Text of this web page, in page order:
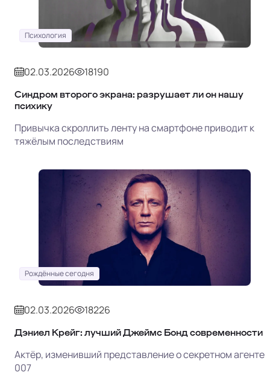
Психология
02.03.2026 18190
Синдром второго экрана: разрушает ли он нашу
психику
Привычка скроллить ленту на смартфоне приводит к
тяжёлым последствиям
Рождённые сегодня
02.03.2026 18226
Дэниел Крейг: лучший Джеймс Бонд современности
Актёр, изменивший представление о секретном агенте
007